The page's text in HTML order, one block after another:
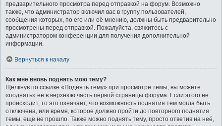
предварительного просмотра перед отправкой на форум. Возможно
также, что администратор включил вас в группу пользователей,
сообщения которых, по его или её мнению, должны быть предварительно
просмотрены перед отправкой. Пожалуйста, свяжитесь с
администратором конференции для получения дополнительной
информации.
Вернуться к началу
Как мне вновь поднять мою тему?
Щёлкнув по ссылке «Поднять тему» при просмотре темы, вы можете
«поднять» её в верхнюю часть первой страницы форума. Если этого не
происходит, то это означает, что возможность поднятия тем могла быть
отключена, или время, которое должно пройти до повторного поднятия
темы, ещё не прошло. Также можно поднять тему, просто ответив на неё,